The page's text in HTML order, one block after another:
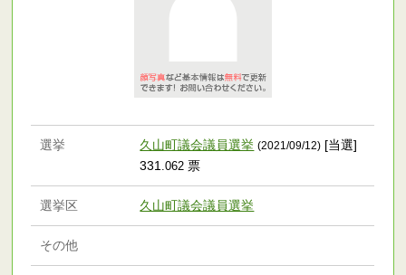
選挙 久山町議会議員選挙 (2021/09/12) [当選]
331 .062 票
選挙区 久山町議会議員選挙
その他